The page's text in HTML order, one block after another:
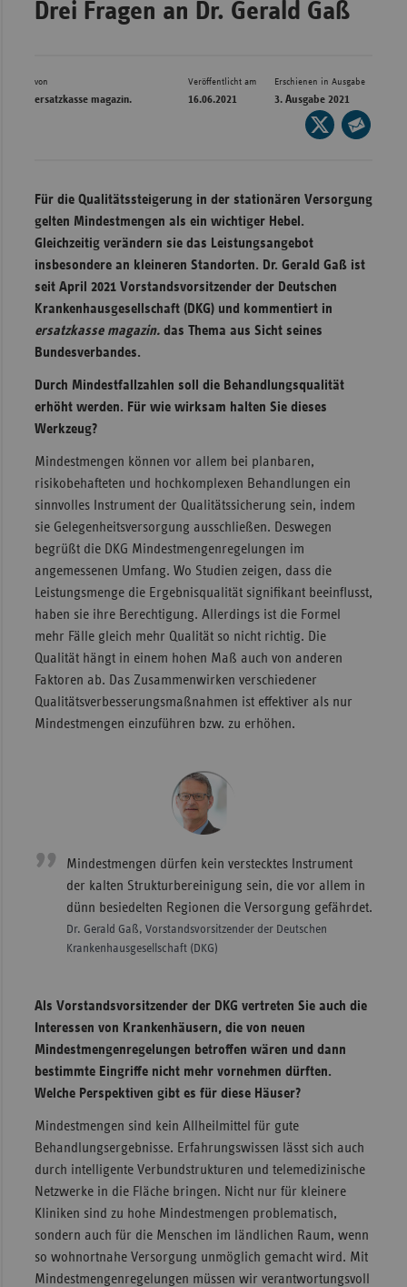
Drei Fragen an Dr. Gerald Gaß
von
ersatzkasse magazin.
Veröffentlicht am
16.06.2021
Erschienen in Ausgabe
3. Ausgabe 2021
Seite
auf
Für die Qualitätssteigerung in der stationären Versorgung
gelten Mindestmengen als ein wichtiger Hebel.
Gleichzeitig verändern sie das Leistungsangebot
insbesondere an kleineren Standorten. Dr. Gerald Gaß ist
seit April 2021 Vorstandsvorsitzender der Deutschen
Krankenhausgesellschaft (DKG) und kommentiert in
ersatzkasse magazin. das Thema aus Sicht seines
Bundesverbandes.
Durch Mindestfallzahlen soll die Behandlungsqualität
erhöht werden. Für wie wirksam halten Sie dieses
Werkzeug?
Mindestmengen können vor allem bei planbaren,
risikobehafteten und hochkomplexen Behandlungen ein
sinnvolles Instrument der Qualitätssicherung sein, indem
sie Gelegenheitsversorgung ausschließen. Deswegen
begrüßt die DKG Mindestmengenregelungen im
angemessenen Umfang. Wo Studien zeigen, dass die
Leistungsmenge die Ergebnisqualität signifikant beeinflusst,
haben sie ihre Berechtigung. Allerdings ist die Formel
mehr Fälle gleich mehr Qualität so nicht richtig. Die
Qualität hängt in einem hohen Maß auch von anderen
Faktoren ab. Das Zusammenwirken verschiedener
Qualitätsverbesserungsmaßnahmen ist effektiver als nur
Mindestmengen einzuführen bzw. zu erhöhen.
Mindestmengen dürfen kein verstecktes Instrument
der kalten Strukturbereinigung sein, die vor allem in
dünn besiedelten Regionen die Versorgung gefährdet.
Dr. Gerald Gaß, Vorstandsvorsitzender der Deutschen
Krankenhausgesellschaft (DKG)
Als Vorstandsvorsitzender der DKG vertreten Sie auch die
Interessen von Krankenhäusern, die von neuen
Mindestmengenregelungen betroffen wären und dann
bestimmte Eingriffe nicht mehr vornehmen dürften.
Welche Perspektiven gibt es für diese Häuser?
Mindestmengen sind kein Allheilmittel für gute
Behandlungsergebnisse. Erfahrungswissen lässt sich auch
durch intelligente Verbundstrukturen und telemedizinische
Netzwerke in die Fläche bringen. Nicht nur für kleinere
Kliniken sind zu hohe Mindestmengen problematisch,
sondern auch für die Menschen im ländlichen Raum, wenn
so wohnortnahe Versorgung unmöglich gemacht wird. Mit
Mindestmengenregelungen müssen wir verantwortungsvoll